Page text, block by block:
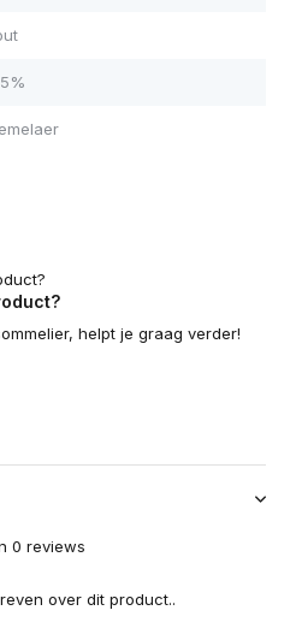
helpt je graag verder!
0 reviews
over dit product..